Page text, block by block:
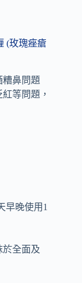
(玫瑰痤瘡
糟鼻問題
等問題，
早晚使用1
於全面及